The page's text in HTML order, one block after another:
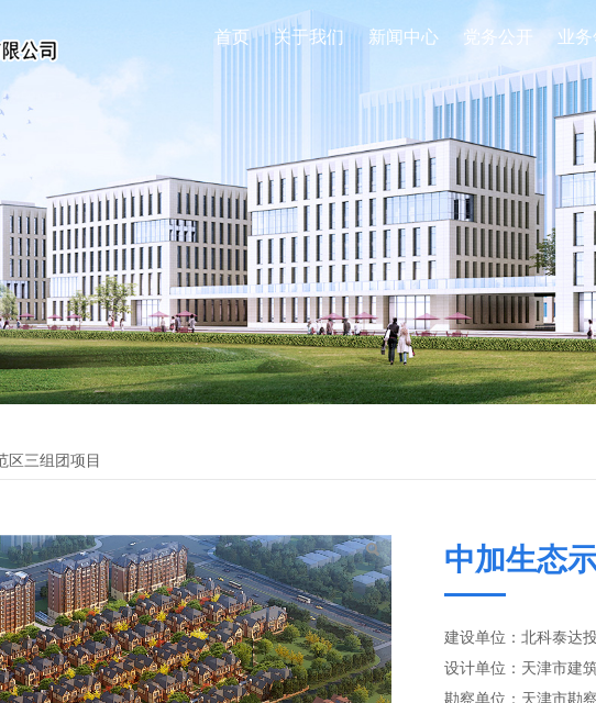
首页 关于我们 新闻中心 党务公开 业
区三组团项目
区三组团项目
中加生态
建设单位：北科泰达
设计单位：天津市建
勘察单位：天津市勘